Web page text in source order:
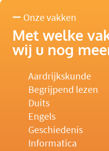
Onze vakken
Met welke
wij u nog
Aardrijkskunde
Begrijpend lezen
Duits
Engels
Geschiedenis
Informatica